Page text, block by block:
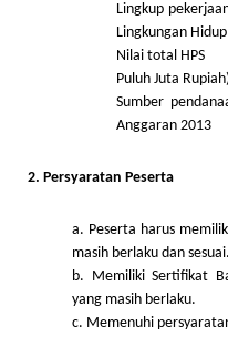
Lingkup
Lingkungan Hidup
Nilai total HPS
Puluh Juta
Sumber
Anggaran 2013
2. Persyaratan Peserta
a. Peserta harus
masih berlaku dan sesuai.
b. Memiliki Sertifikat
yang masih berlaku.
c. Memenuhi